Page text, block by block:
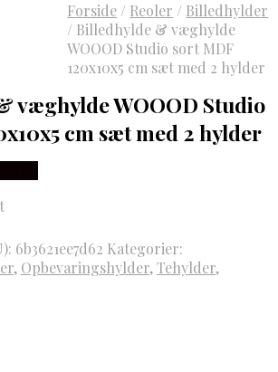
Forside / Reoler / Billedhylder
/ Billedhylde & væghylde
WOOOD Studio sort MDF
120x10x5 cm sæt med 2 hylder
væghylde WOOOD Studio
cm sæt med 2 hylder
6b3621ee7d62 Kategorier:
, Opbevaringshylder,Tehylder,